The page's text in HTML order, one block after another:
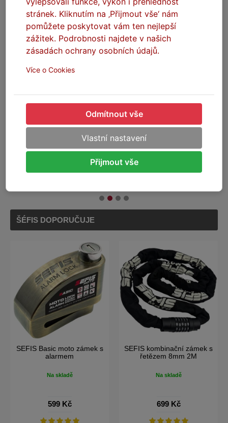
SEFIS T-ball adaptér 16-
SEFIS D-ball adaptér 25mm
ŠÉFIS DOPORUČUJE
SEFIS Basic moto zámek s
alarmem
Na skladě
599 Kč
SEFIS kombinační zámek s
řetězem 8mm 2M
Na skladě
699 Kč
stránek. Kliknutím na ‚Přijmout vše‘ nám
pomůžete poskytovat vám ten nejlepší
zážitek. Podrobnosti najdete v našich
zásadách ochrany osobních údajů.
Více o Cookies
Odmítnout vše
Vlastní nastavení
Přijmout vše